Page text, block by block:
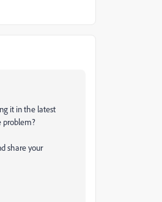
it in the latest
problem?
share your